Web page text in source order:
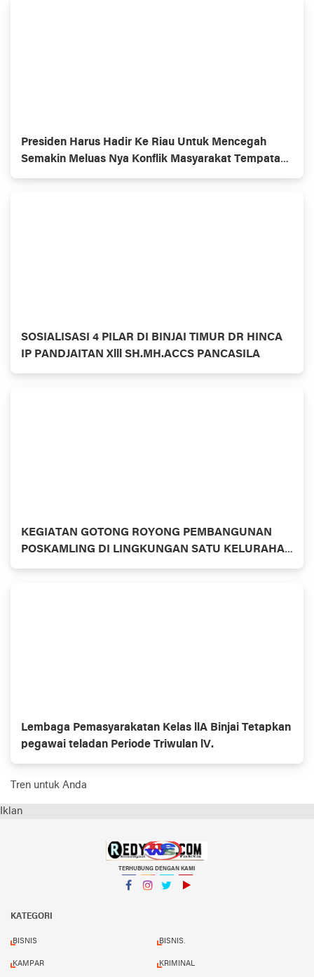
Presiden Harus Hadir Ke Riau Untuk Mencegah
Semakin Meluas Nya Konflik Masyarakat Tempatan
Dan Penerima KSO
SOSIALISASI 4 PILAR DI BINJAI TIMUR DR HINCA
IP PANDJAITAN Xlll SH.MH.ACCS PANCASILA
KEGIATAN GOTONG ROYONG PEMBANGUNAN
POSKAMLING DI LINGKUNGAN SATU KELURAHAN
TANAH TINGGI KECAMATAN BINJAI TIMUR
Lembaga Pemasyarakatan Kelas llA Binjai Tetapkan
pegawai teladan Periode Triwulan lV.
Tren untuk Anda
Iklan
TERHUBUNG DENGAN KAMI
KATEGORI
BISNIS BISNIS.
KAMPAR KRIMINAL